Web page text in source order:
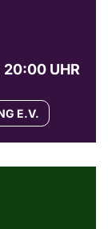
20:00 UHR
E.V.